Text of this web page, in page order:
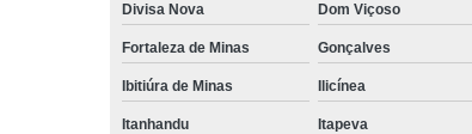
Divisa Nova Dom Viçoso
Fortaleza de Minas Gonçalves
Ibitiúra de Minas Ilicínea
Itanhandu Itapeva